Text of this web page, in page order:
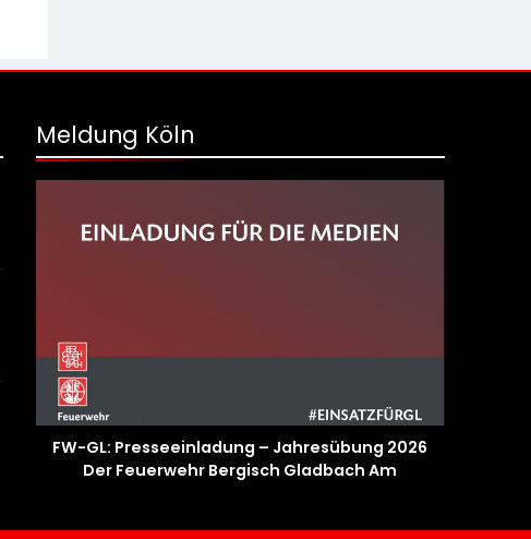
Meldung Köln
FW-GL: Presseeinladung – Jahresübung 2026
Der Feuerwehr Bergisch Gladbach Am